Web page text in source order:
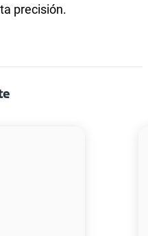
precisión.